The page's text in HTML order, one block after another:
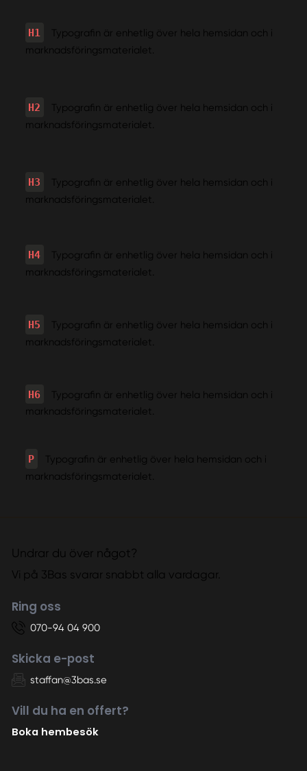
H1
Typografin är enhetlig över hela hemsidan och i
marknadsföringsmaterialet.
H2
Typografin är enhetlig över hela hemsidan och i
marknadsföringsmaterialet.
H3
Typografin är enhetlig över hela hemsidan och i
marknadsföringsmaterialet.
H4
Typografin är enhetlig över hela hemsidan och i
marknadsföringsmaterialet.
H5
Typografin är enhetlig över hela hemsidan och i
marknadsföringsmaterialet.
H6
Typografin är enhetlig över hela hemsidan och i
marknadsföringsmaterialet.
P
Typografin är enhetlig över hela hemsidan och i
marknadsföringsmaterialet.
Undrar du över något?
Vi på 3Bas svarar snabbt alla vardagar.
Ring oss
070-94 04 900
Skicka e-post
staffan@3bas.se
Vill du ha en offert?
Boka hembesök